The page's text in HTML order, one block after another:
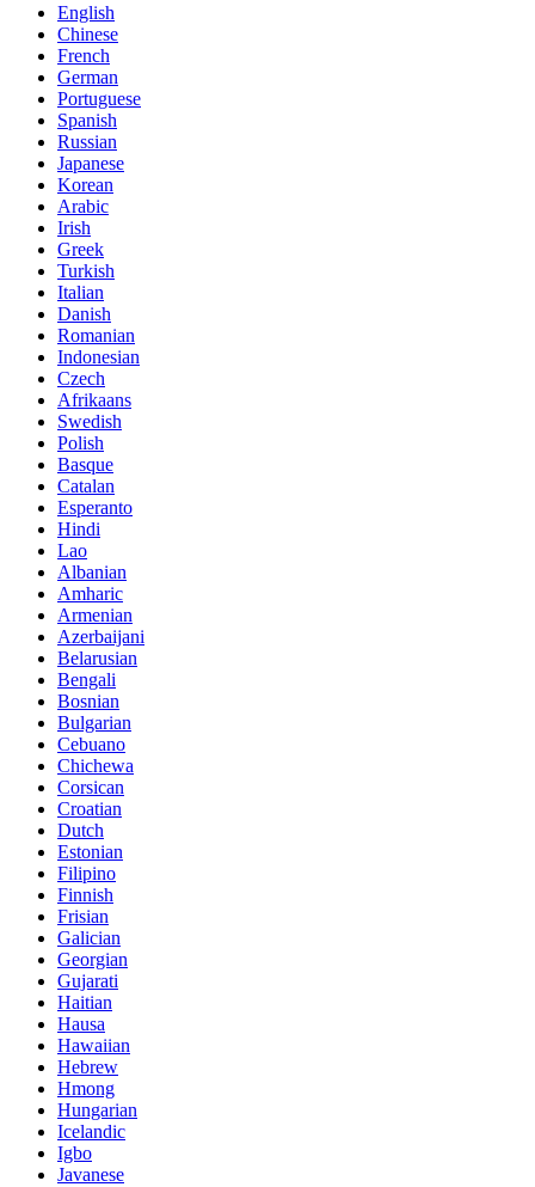
English
Chinese
French
German
Portuguese
Spanish
Russian
Japanese
Korean
Arabic
Irish
Greek
Turkish
Italian
Danish
Romanian
Indonesian
Czech
Afrikaans
Swedish
Polish
Basque
Catalan
Esperanto
Hindi
Lao
Albanian
Amharic
Armenian
Azerbaijani
Belarusian
Bengali
Bosnian
Bulgarian
Cebuano
Chichewa
Corsican
Croatian
Dutch
Estonian
Filipino
Finnish
Frisian
Galician
Georgian
Gujarati
Haitian
Hausa
Hawaiian
Hebrew
Hmong
Hungarian
Icelandic
Igbo
Javanese